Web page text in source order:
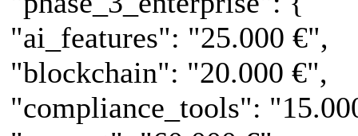
"ai_features": "25.000 €",
"blockchain": "20.000 €",
"compliance_tools":